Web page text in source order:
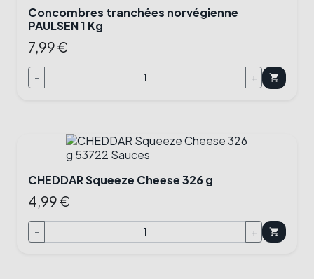
Concombres tranchées norvégienne
PAULSEN 1 Kg
7,99 €
- + shopping_cart
CHEDDAR Squeeze Cheese 326 g
4,99 €
- + shopping_cart